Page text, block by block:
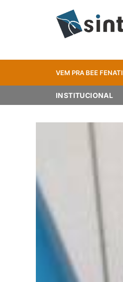
VEM PRA BEE FENATI
INSTITUCIONAL